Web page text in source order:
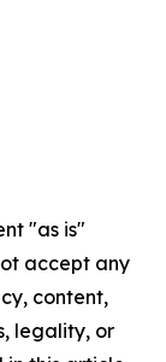
"as is"
accept any
content,
legality, or